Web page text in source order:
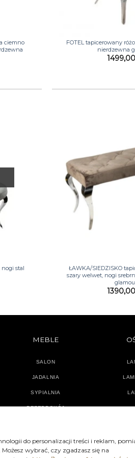
do personalizacji treści i reklam,
wybrać, czy zgadzasz się na
ciemno
FOTEL tapicerowany
nierdzewna
1499,00
nogi stal
ŁAWKA/SIEDZISKO
szary welwet, nogi
1390,00
MEBLE
SALON
JADALNIA
SYPIALNIA
PRZEDPOKÓJ